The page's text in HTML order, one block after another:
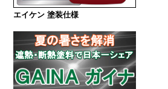
エイケン 塗装仕様